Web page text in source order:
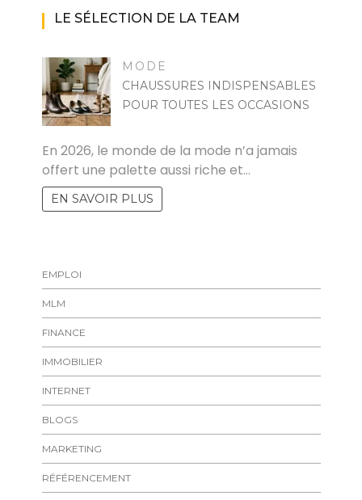
LE SÉLECTION DE LA TEAM
MODE
CHAUSSURES INDISPENSABLES
POUR TOUTES LES OCCASIONS
En 2026, le monde de la mode n’a jamais
offert une palette aussi riche et…
EN SAVOIR PLUS
EMPLOI
MLM
FINANCE
IMMOBILIER
INTERNET
BLOGS
MARKETING
RÉFÉRENCEMENT